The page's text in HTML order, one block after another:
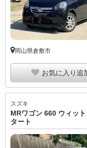
岡山県倉敷市
お気に入り追
スズキ
MRワゴン 660 ウィッ
タート